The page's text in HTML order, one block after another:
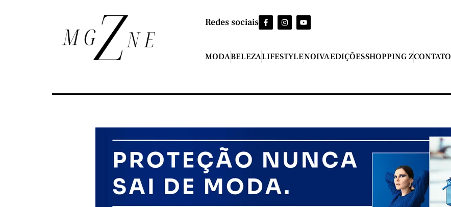
Redes sociais
MODABELEZALIFESTYLENOIVAEDIÇÕESSHOPPING ZCONTATO